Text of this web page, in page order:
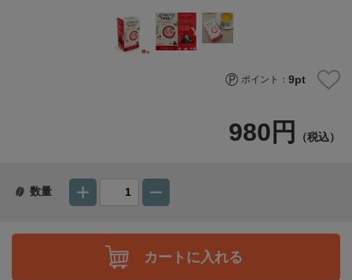
ポイント：9pt
980円 （税込）
数量
カートに入れる